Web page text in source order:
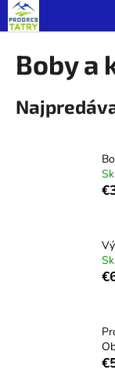
Prejsť
na
obsah
Boby a
o
o